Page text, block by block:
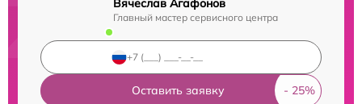
Вячеслав Агафонов
Главный мастер сервисного центра
Оставить заявку